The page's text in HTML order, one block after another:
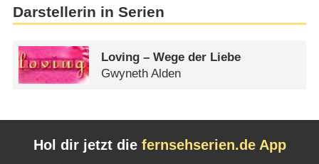
Darstellerin in Serien
Loving – Wege der Liebe
Gwyneth Alden
Hol dir jetzt die fernsehserien.de App